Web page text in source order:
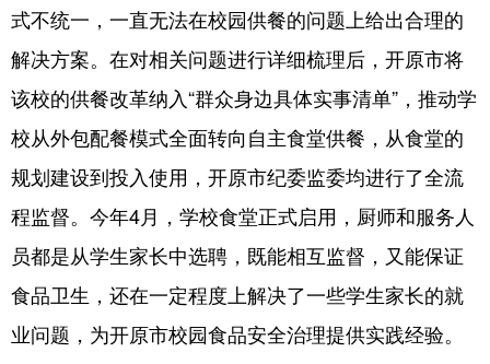
浙江 安徽 福建 江西
广东 广西 海南 重庆
四川 贵州 云南 西藏
陕西 甘肃 青海 宁夏
新疆 内蒙古 黑龙江
多语种频道
式不统一，一直无法在校园供餐的问题上给出合理的
解决方案。在对相关问题进行详细梳理后，开原市将
该校的供餐改革纳入“群众身边具体实事清单”，推动学
校从外包配餐模式全面转向自主食堂供餐，从食堂的
规划建设到投入使用，开原市纪委监委均进行了全流
程监督。今年4月，学校食堂正式启用，厨师和服务人
员都是从学生家长中选聘，既能相互监督，又能保证
食品卫生，还在一定程度上解决了一些学生家长的就
业问题，为开原市校园食品安全治理提供实践经验。